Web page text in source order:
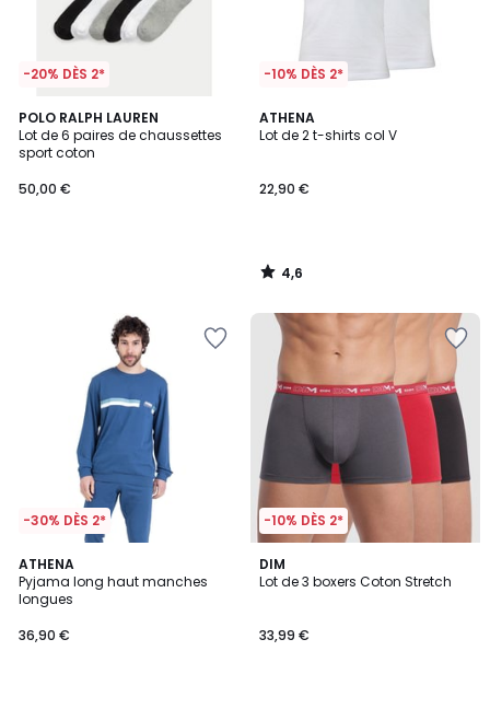
-20% DÈS 2*
POLO RALPH LAUREN
Lot de 6 paires de chaussettes
sport coton
50,00 €
-10% DÈS 2*
ATHENA
Lot de 2 t-shirts col V
22,90 €
4,6
/ 5
4,6
/
-30% DÈS 2*
ATHENA
Pyjama long haut manches
longues
36,90 €
5
/
5
-10% DÈS 2*
DIM
Lot de 3 boxers Coton Stretch
33,99 €
4,5
/ 5
8
Couleurs